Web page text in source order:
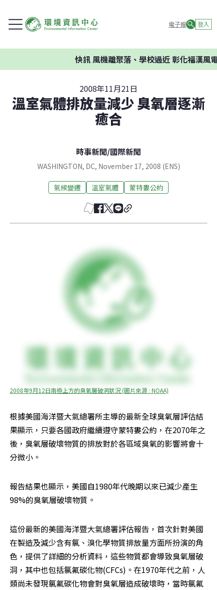
電子報 登入
快訊風機離聚落、學校過近 彰化福漢風電
2008年11月21日
溫室氣體排放量減少 臭氧層逐漸
癒合
時事新聞/國際新聞
WASHINGTON, DC, November 17, 2008 (ENS)
氣候變遷 溫室氣體 蒙特婁公約
2008年9月12日南極上方的臭氧層破洞狀況 (圖片來源 : NOAA)
根據美國海洋暨大氣總署所主導的最新全球臭氧層評估結
果顯示，只要各國政府繼續遵守蒙特婁公約，在2070年之
後，臭氧層破壞物質的排放對於各區域臭氧的影響將會十
分微小。
報告結果也顯示，美國自1980年代晚期以來已減少產生
98%的臭氧層破壞物質。
這份最新的美國海洋暨大氣總署評估報告，首次針對美國
在製造及減少含有氯、溴化學物質排放量方面所扮演的角
色，提供了詳細的分析資料，這些物質都會導致臭氧層破
洞，其中也包括氯氟碳化物(CFCs)。在1970年代之前，人
類尚未發現氯氟碳化物會對臭氧層造成破壞時，當時氯氟